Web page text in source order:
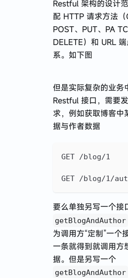
Restful 架构的设计
配 HTTP 请求方法（
POST、PUT、PA
DELETE）和 URL
系。如下图
但是实际复杂的业务
Restful 接口，需要
求，例如获取博客中
据与作者数据
GET /blog/1
GET /blog/1/
要么单独另写一个接
getBlogAndAuthor
为调用方“定制”一个
一条就得到就调用方
据。但是另写一个
getBlogAndAuthor